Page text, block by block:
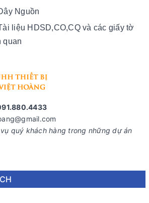
Nguồn
liệu HDSD,CO,CQ và các giấy tờ
quan
quý khách hàng trong những dự án